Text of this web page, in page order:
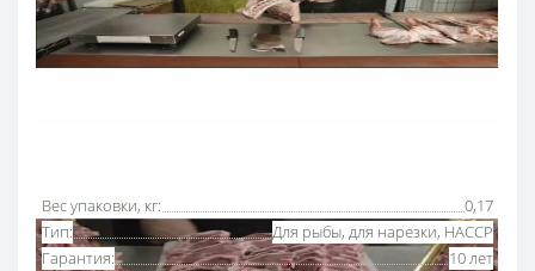
Вес упаковки, кг:
0,17
Тип:
Для рыбы, для нарезки, HACCP
Гарантия:
10 лет
Покупай в кредит
Оплата частями или мгновенная рассрочка
от ПриватБанка